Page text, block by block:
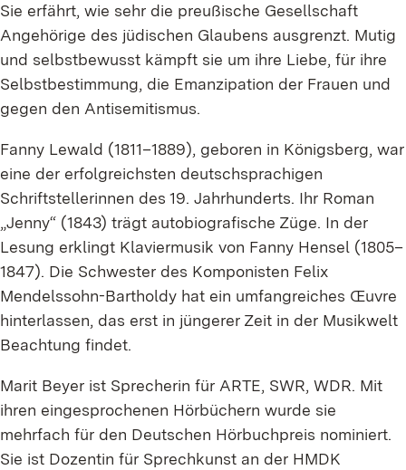
Sie erfährt, wie sehr die preußische Gesellschaft
Angehörige des jüdischen Glaubens ausgrenzt. Mutig
und selbstbewusst kämpft sie um ihre Liebe, für ihre
Selbstbestimmung, die Emanzipation der Frauen und
gegen den Antisemitismus.
Fanny Lewald (1811–1889), geboren in Königsberg, war
eine der erfolgreichsten deutschsprachigen
Schriftstellerinnen des 19. Jahrhunderts. Ihr Roman
„Jenny“ (1843) trägt autobiografische Züge. In der
Lesung erklingt Klaviermusik von Fanny Hensel (1805–
1847). Die Schwester des Komponisten Felix
Mendelssohn-Bartholdy hat ein umfangreiches Œuvre
hinterlassen, das erst in jüngerer Zeit in der Musikwelt
Beachtung findet.
Marit Beyer ist Sprecherin für ARTE, SWR, WDR. Mit
ihren eingesprochenen Hörbüchern wurde sie
mehrfach für den Deutschen Hörbuchpreis nominiert.
Sie ist Dozentin für Sprechkunst an der HMDK